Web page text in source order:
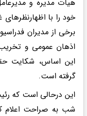
هیات مدیره و
خود را با
برخی از مدیران
اذهان عمومی و تخریب
این اساس، شکایت
گرفته است.
این درحالی است که
شب به صراحت اعلام